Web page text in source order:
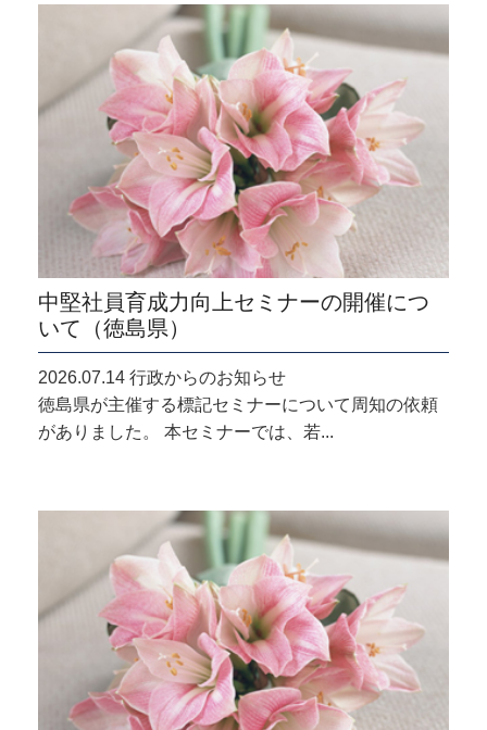
中堅社員育成力向上セミナーの開催につ
いて（徳島県）
2026.07.14 行政からのお知らせ
徳島県が主催する標記セミナーについて周知の依頼
がありました。 本セミナーでは、若...